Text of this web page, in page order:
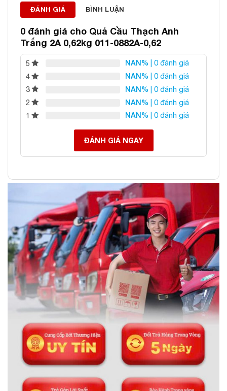
ĐÁNH GIÁ BÌNH LUẬN
0 đánh giá cho Quả Cầu Thạch Anh
Trắng 2A 0,62kg 011-0882A-0,62
5 NAN% | 0 đánh giá
4
NAN% | 0 đánh giá
3
NAN% | 0 đánh giá
2
NAN% | 0 đánh giá
1
NAN% | 0 đánh giá
ĐÁNH GIÁ NGAY